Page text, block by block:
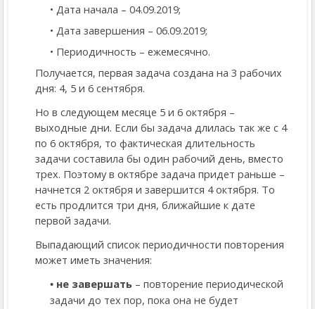
Дата начала – 04.09.2019;
Дата завершения – 06.09.2019;
Периодичность – ежемесячно.
Получается, первая задача создана на 3 рабочих
дня: 4, 5 и 6 сентября.
Но в следующем месяце 5 и 6 октября –
выходные дни. Если бы задача длилась так же с 4
по 6 октября, то фактическая длительность
задачи составила бы один рабочий день, вместо
трех. Поэтому в октябре задача придет раньше –
начнется 2 октября и завершится 4 октября. То
есть продлится три дня, ближайшие к дате
первой задачи.
Выпадающий список периодичности повторения
может иметь значения:
не завершать – повторение периодической
задачи до тех пор, пока она не будет